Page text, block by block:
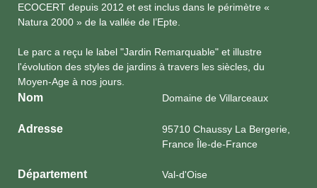
ECOCERT depuis 2012 et est inclus dans le périmètre «
Natura 2000 » de la vallée de l’Epte.
Le parc a reçu le label "Jardin Remarquable" et illustre
l'évolution des styles de jardins à travers les siècles, du
Moyen-Age à nos jours.
Nom Domaine de Villarceaux
Adresse
95710 Chaussy La Bergerie,
France Île-de-France
Département Val-d'Oise